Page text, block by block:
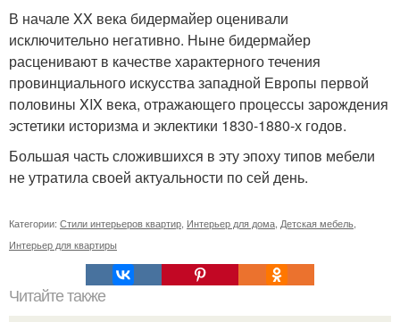
В начале XX века бидермайер оценивали
исключительно негативно. Ныне бидермайер
расценивают в качестве характерного течения
провинциального искусства западной Европы первой
половины XIX века, отражающего процессы зарождения
эстетики историзма и эклектики 1830-1880-х годов.
Большая часть сложившихся в эту эпоху типов мебели
не утратила своей актуальности по сей день.
Категории: Стили интерьеров квартир, Интерьер для дома, Детская мебель,
Интерьер для квартиры
Читайте также